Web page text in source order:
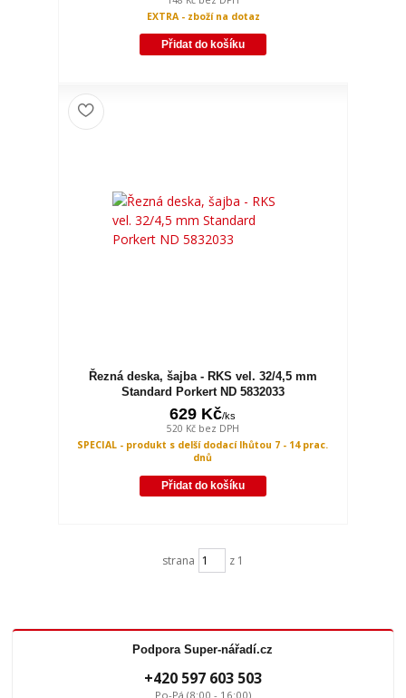
EXTRA - zboží na dotaz
Přidat do košíku
Řezná deska, šajba - RKS vel. 32/4,5 mm
Standard Porkert ND 5832033
629 Kč/ks
520 Kč bez DPH
SPECIAL - produkt s delší dodací lhůtou 7 - 14 prac.
dnů
Přidat do košíku
strana z 1
Podpora Super-nářadí.cz
+420 597 603 503
Po-Pá (8:00 - 16:00)